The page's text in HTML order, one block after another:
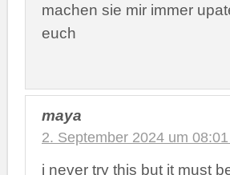
machen sie mir immer
euch
maya
2. September 2024 um
i never try this but it must